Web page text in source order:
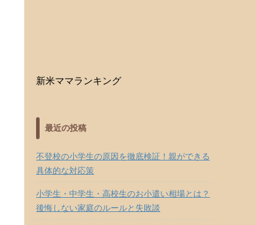
新米ママランキング
最近の投稿
不登校の小学生の原因を徹底検証！親ができる
具体的な対応策
小学生・中学生・高校生のお小遣い相場とは？
後悔しない家庭のルールと失敗談